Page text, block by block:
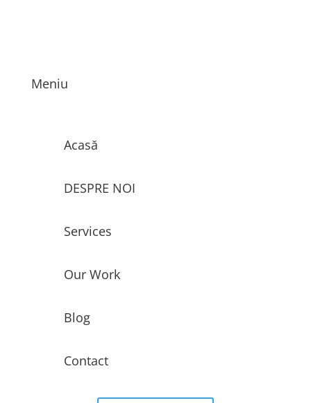
Meniu
Acasă
DESPRE NOI
Services
Our Work
Blog
Contact